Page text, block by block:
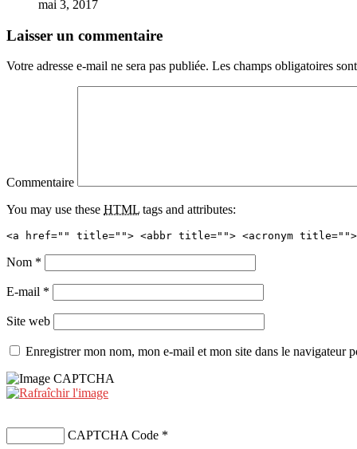
mai 3, 2017
Laisser un commentaire
Votre adresse e-mail ne sera pas publiée. Les champs obligatoires
Commentaire
You may use these HTML tags and attributes:
<a href="" title=""> <abbr title=""> <acronym title="">
Nom *
E-mail *
Site web
Enregistrer mon nom, mon e-mail et mon site dans le navigateur
CAPTCHA Code *